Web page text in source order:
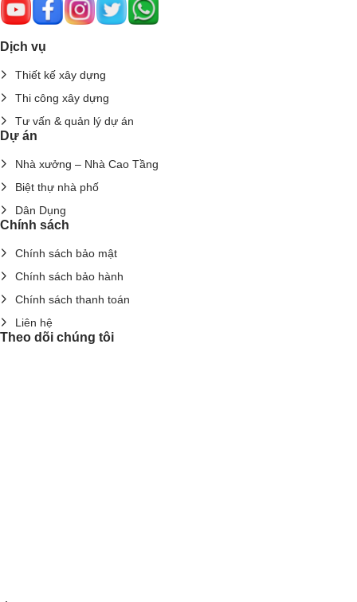
Dịch vụ
Thiết kế xây dựng
Thi công xây dựng
Tư vấn & quản lý dự án
Dự án
Nhà xưởng – Nhà Cao Tầng
Biệt thự nhà phố
Dân Dụng
Chính sách
Chính sách bảo mật
Chính sách bảo hành
Chính sách thanh toán
Liên hệ
Theo dõi chúng tôi